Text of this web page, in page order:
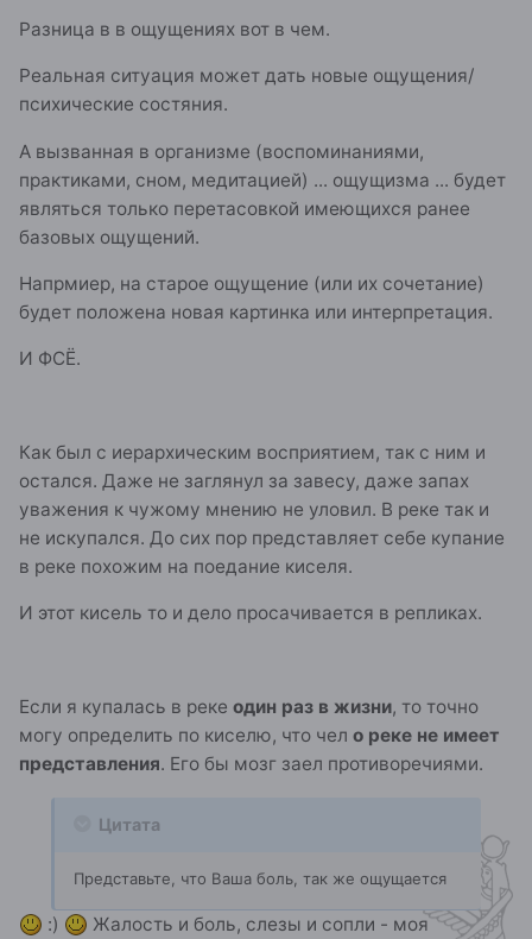
Разница в в ощущениях вот в чем.
Реальная ситуация может дать новые ощущения/
психические состяния.
А вызванная в организме (воспоминаниями,
практиками, сном, медитацией) ... ощущизма ... будет
являться только перетасовкой имеющихся ранее
базовых ощущений.
Напрмиер, на старое ощущение (или их сочетание)
будет положена новая картинка или интерпретация.
И ФСЁ.
Как был с иерархическим восприятием, так с ним и
остался. Даже не заглянул за завесу, даже запах
уважения к чужому мнению не уловил. В реке так и
не искупался. До сих пор представляет себе купание
в реке похожим на поедание киселя.
И этот кисель то и дело просачивается в репликах.
Если я купалась в реке один раз в жизни, то точно
могу определить по киселю, что чел о реке не имеет
представления. Его бы мозг заел противоречиями.
Цитата
Представьте, что Ваша боль, так же ощущается
:)
Жалость и боль, слезы и сопли - моя